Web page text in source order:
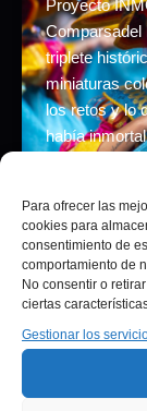
Para ofrecer las
cookies para
consentimiento de
comportamiento de
No consentir o
ciertas
Gestionar los
Proyecto
Comparsadel
triplete
miniaturas
los retos y lo
había
Adultos, el